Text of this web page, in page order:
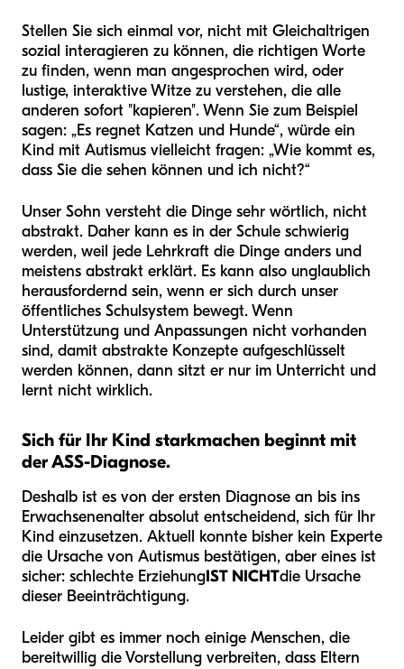
Stellen Sie sich einmal vor, nicht mit Gleichaltrigen
sozial interagieren zu können, die richtigen Worte
zu finden, wenn man angesprochen wird, oder
lustige, interaktive Witze zu verstehen, die alle
anderen sofort "kapieren". Wenn Sie zum Beispiel
sagen: „Es regnet Katzen und Hunde“, würde ein
Kind mit Autismus vielleicht fragen: „Wie kommt es,
dass Sie die sehen können und ich nicht?“
Unser Sohn versteht die Dinge sehr wörtlich, nicht
abstrakt. Daher kann es in der Schule schwierig
werden, weil jede Lehrkraft die Dinge anders und
meistens abstrakt erklärt. Es kann also unglaublich
herausfordernd sein, wenn er sich durch unser
öffentliches Schulsystem bewegt. Wenn
Unterstützung und Anpassungen nicht vorhanden
sind, damit abstrakte Konzepte aufgeschlüsselt
werden können, dann sitzt er nur im Unterricht und
lernt nicht wirklich.
Sich für Ihr Kind starkmachen beginnt mit
der ASS-Diagnose.
Deshalb ist es von der ersten Diagnose an bis ins
Erwachsenenalter absolut entscheidend, sich für Ihr
Kind einzusetzen. Aktuell konnte bisher kein Experte
die Ursache von Autismus bestätigen, aber eines ist
sicher: schlechte ErziehungIST NICHTdie Ursache
dieser Beeinträchtigung.
Leider gibt es immer noch einige Menschen, die
bereitwillig die Vorstellung verbreiten, dass Eltern